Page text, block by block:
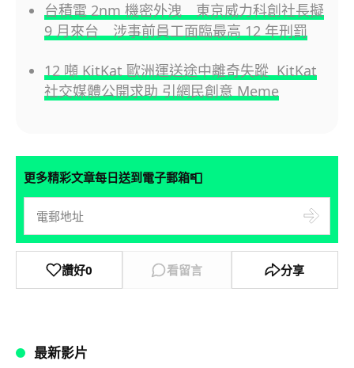
台積電 2nm 機密外洩 東京威力科創社長擬
9 月來台 涉事前員工面臨最高 12 年刑罰
12 噸 KitKat 歐洲運送途中離奇失蹤 KitKat
社交媒體公開求助 引網民創意 Meme
更多精彩文章每日送到電子郵箱📮
讚好0 看留言 分享
最新影片